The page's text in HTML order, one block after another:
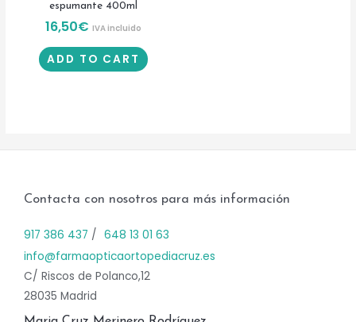
espumante 400ml
16,50€ IVA incluido
ADD TO CART
Contacta con nosotros para más información
917 386 437 / 648 13 01 63
info@farmaopticaortopediacruz.es
C/ Riscos de Polanco,12
28035 Madrid